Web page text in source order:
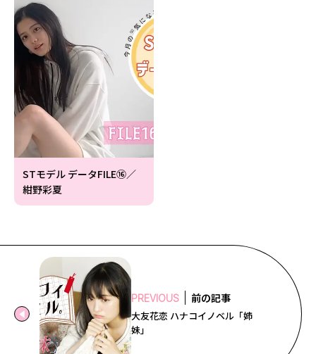
STモデル データFILE⑯／
紺野彩夏
PREVIOUS 前の記事
大友花恋 ハナコイノベル「姉
妹」